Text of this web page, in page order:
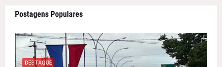
Postagens Populares
DESTAQUE